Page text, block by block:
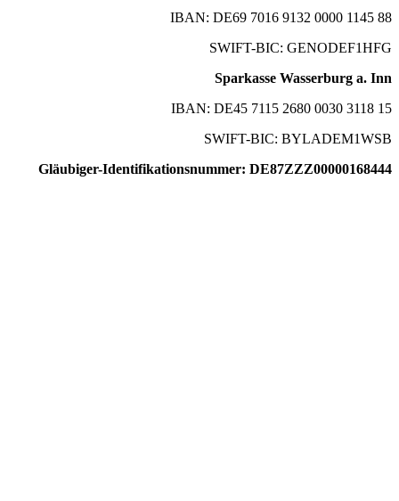
IBAN: DE69 7016 9132 0000 1145 88
SWIFT-BIC: GENODEF1HFG
Sparkasse Wasserburg a. Inn
IBAN: DE45 7115 2680 0030 3118 15
SWIFT-BIC: BYLADEM1WSB
Gläubiger-Identifikationsnummer: DE87ZZZ00000168444